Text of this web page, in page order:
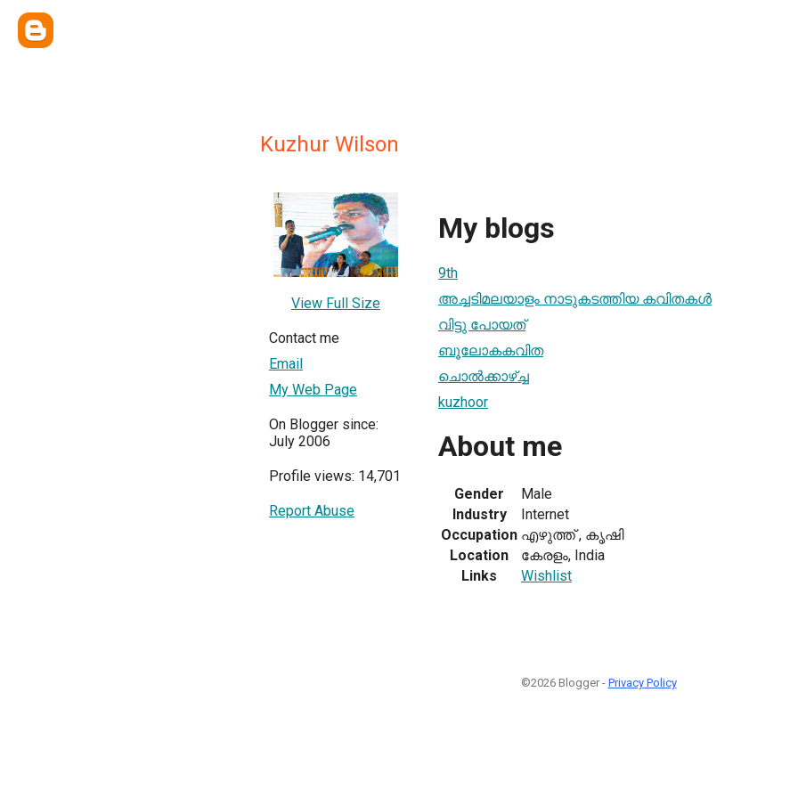
Kuzhur Wilson
View Full Size
Contact me
Email
My Web Page
On Blogger since:
July 2006
Profile views: 14,701
Report Abuse
My blogs
9th
അച്ചടിമലയാളം നാടുകടത്തിയ കവിതകള്‍
വിട്ടു പോയത്
ബൂലോകകവിത
ചൊല്‍ക്കാഴ്ച്ച
kuzhoor
About me
Gender
Male
Industry
Internet
Occupation എഴുത്ത് , കൃഷി
Location
കേരളം, India
Links
Wishlist
©2026 Blogger - Privacy Policy